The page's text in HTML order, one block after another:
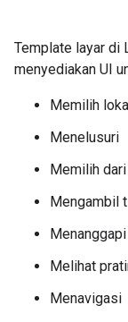
Template layar di
menyediakan UI
Memilih
Menelusuri
Memilih
Mengambil
Melihat
Menavigasi